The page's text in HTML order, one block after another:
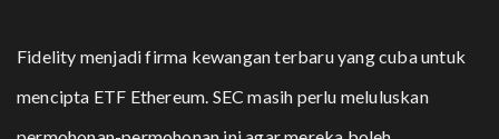
Fidelity menjadi firma kewangan terbaru yang cuba untuk
mencipta ETF Ethereum. SEC masih perlu meluluskan